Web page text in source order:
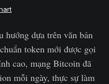
hướng dựa trên văn bản
token mới được gọi
cao, mạng Bitcoin đã
mỗi ngày, thực sự làm